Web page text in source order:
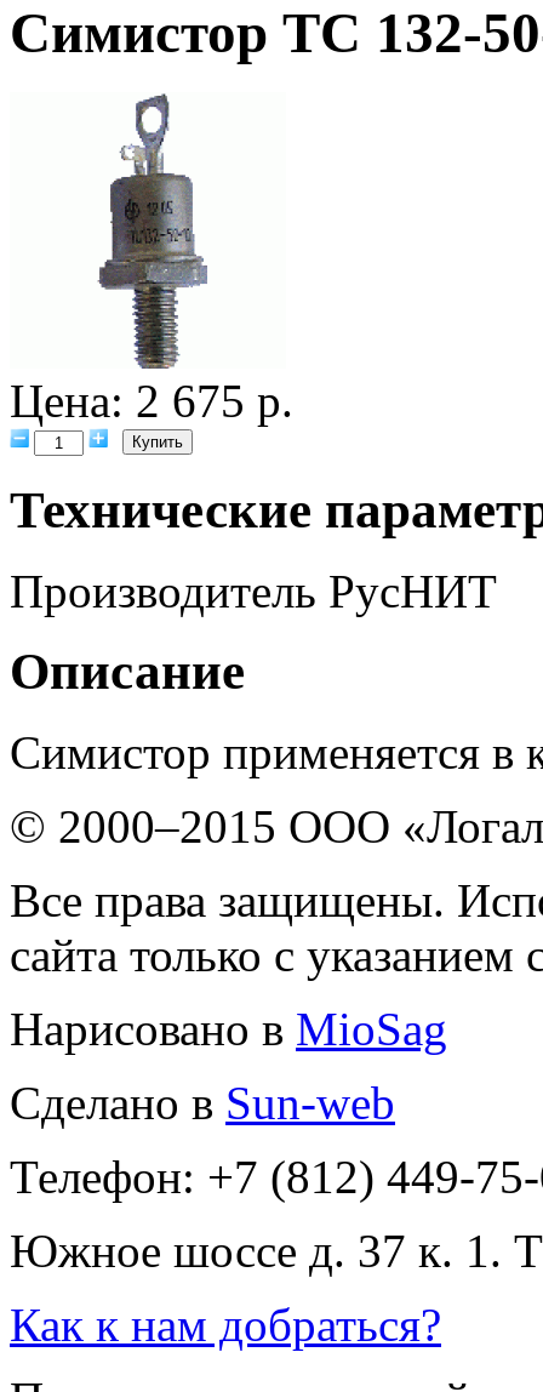
Симистор ТС 132-
Цена: 2 675 р.
Технические
Производитель РусНИТ
Описание
Симистор применяется в
© 2000–2015 ООО
Все права защищены.
сайта только с
Нарисовано в MioSag
Сделано в Sun-web
Телефон: +7 (812) 449-
Южное шоссе д. 37 к. 1.
Как к нам добраться?